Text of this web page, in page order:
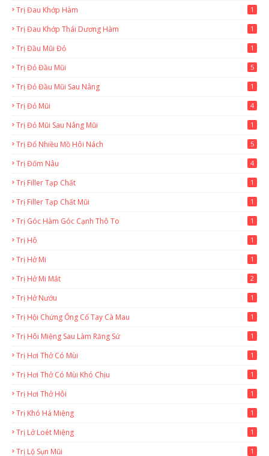
Trị Đau Khớp Hàm 1
Trị Đau Khớp Thái Dương Hàm 1
Trị Đầu Mũi Đỏ 1
Trị Đỏ Đầu Mũi 5
Trị Đỏ Đầu Mũi Sau Nâng 1
Trị Đỏ Mũi 4
Trị Đỏ Mũi Sau Nâng Mũi 1
Trị Đổ Nhiều Mồ Hôi Nách 5
Trị Đốm Nâu 4
Trị Filler Tạp Chất 1
Trị Filler Tạp Chất Mũi 1
Trị Góc Hàm Góc Cạnh Thô To 1
Trị Hô 1
Trị Hở Mi 1
Trị Hở Mi Mắt 2
Trị Hở Nướu 1
Trị Hội Chứng Ống Cổ Tay Cà Mau 1
Trị Hôi Miệng Sau Làm Răng Sứ 1
Trị Hơi Thở Có Mùi 1
Trị Hơi Thở Có Mùi Khó Chịu 1
Trị Hơi Thở Hôi 1
Trị Khó Há Miệng 1
Trị Lở Loét Miệng 1
Trị Lộ Sụn Mũi 1